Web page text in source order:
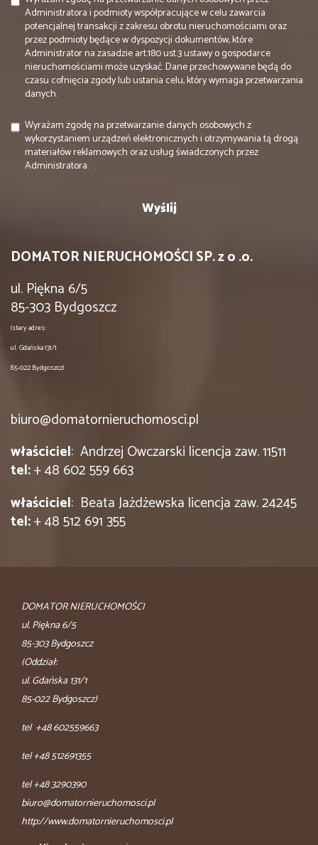
Administratora i podmioty współpracujące w celu zawarcia
potencjalnej transakcji z zakresu obrotu nieruchomościami oraz
przez podmioty będące w dyspozycji dokumentów, które
Administrator na zasadzie art.180 ust.3 ustawy o gospodarce
nieruchomościami może uzyskać. Dane przechowywane będą do
czasu cofnięcia zgody lub ustania celu, który wymaga przetwarzania
danych.
Wyrażam zgodę na przetwarzanie danych osobowych z
wykorzystaniem urządzeń elektronicznych i otrzymywania tą drogą
materiałów reklamowych oraz usług świadczonych przez
Administratora.
DOMATOR NIERUCHOMOŚCI SP. z o .o.
ul. Piękna 6/5
85-303 Bydgoszcz
(stary adres:
ul. Gdańska 131/1
85-022 Bydgoszcz)
biuro@domatornieruchomosci.pl
właściciel: Andrzej Owczarski licencja zaw. 11511
tel:+ 48 602 559 663
właściciel: Beata Jażdżewska licencja zaw. 24245
tel:+ 48 512 691 355
DOMATOR NIERUCHOMOŚCI
ul. Piękna 6/5
85-303 Bydgoszcz
(Oddział:
ul. Gdańska 131/1
85-022 Bydgoszcz)
tel +48 602559663
tel +48 512691355
tel +48 3290390
biuro@domatornieruchomosci.pl
http://www.domatornieruchomosci.pl